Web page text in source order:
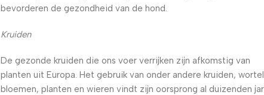
bevorderen de gezondheid van de hond.
Kruiden
De gezonde kruiden die ons voer verrijken zijn afkomstig van
planten uit Europa. Het gebruik van onder andere kruiden,
bloemen, planten en wieren vindt zijn oorsprong al duizenden